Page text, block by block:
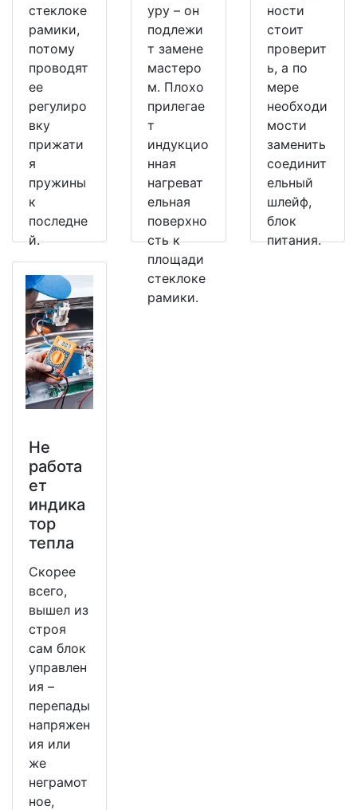
стеклоке
рамики,
потому
проводят
ее
регулиро
вку
прижати
я
пружины
к
последне
й.
уру – он
подлежи
т замене
мастеро
м. Плохо
прилегае
т
индукцио
нная
нагреват
ельная
поверхно
сть к
площади
стеклоке
рамики.
ности
стоит
проверит
ь, а по
мере
необходи
мости
заменить
соединит
ельный
шлейф,
блок
питания.
Не
работа
ет
индика
тор
тепла
Скорее
всего,
вышел из
строя
сам блок
управлен
ия –
перепады
напряжен
ия или
же
неграмот
ное,